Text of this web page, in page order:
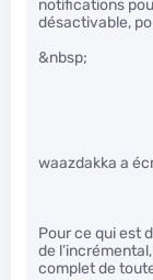
notifications
désactivable,
&nbsp;
waazdakka a
Pour ce qui est
de
complet de